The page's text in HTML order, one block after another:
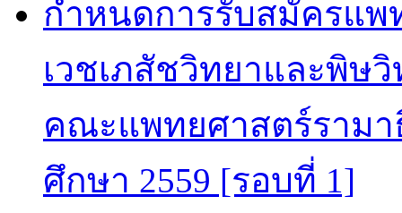
กำหนดการรับสมัครแพ
เวชเภสัชวิทยาและพิษวิ
คณะแพทยศาสตร์รามา
ศึกษา 2559 [รอบที่ 1]